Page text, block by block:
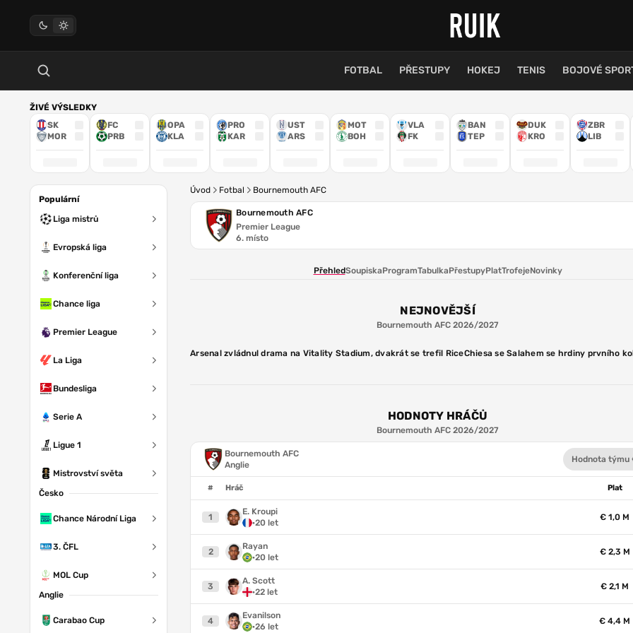
FOTBAL PŘESTUPY HOKEJ TENIS BOJOVÉ
ŽIVÉ VÝSLEDKY
SK
MOR
FC
PRB
OPA
KLA
PRO
KAR
UST
ARS
MOT
BOH
VLA
FK
BAN
TEP
DUK
KRO
ZBR
LIB
Populární
Liga mistrů
Evropská liga
Konferenční liga
Chance liga
Premier League
La Liga
Bundesliga
Serie A
Ligue 1
Mistrovství světa
Česko
Chance Národní Liga
3. ČFL
MOL Cup
Anglie
Carabao Cup
Úvod Fotbal Bournemouth AFC
Bournemouth AFC
Premier League
6. místo
PřehledSoupiskaProgramTabulkaPřestupyPlatTrofejeNovinky
NEJNOVĚJŠÍ
Bournemouth AFC 2026/2027
Arsenal zvládnul drama na Vitality Stadium, dvakrát se trefil RiceChiesa se Salahem se hrdiny prvního
HODNOTY HRÁČŮ
Bournemouth AFC 2026/2027
Bournemouth AFC
Anglie
Hodnota týmu
# Hráč Plat
1
E. Kroupi
·20 let
€ 1,0 M
2
Rayan
·20 let
€ 2,3 M
3
A. Scott
·22 let
€ 2,1 M
4
Evanilson
·26 let
€ 4,4 M